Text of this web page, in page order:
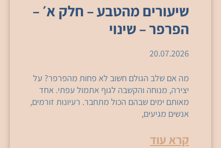
שיעורים מהטבע – חלק א׳ –
הפרפר – שינוי
20.07.2026
מה אם שלב הגולם חשוב לא פחות מהפרפר? על
יצירה, מנוחה והקשבה לגוף אתמול עפתי. אחד
מאותם ימים שבהם הכול מתחבר. רעיונות זורמים,
אנשים מגיעים,
קרא עוד